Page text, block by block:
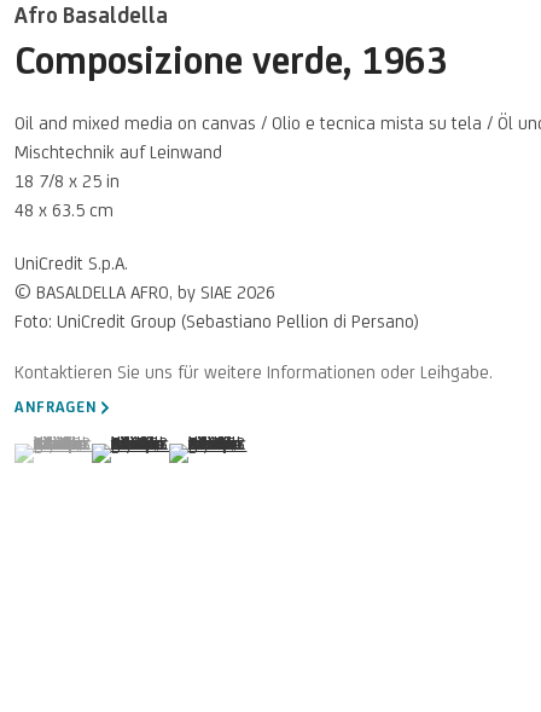
Afro Basaldella
Composizione verde, 1963
Oil and mixed media on canvas / Olio e tecnica mista su tela / Öl
Mischtechnik auf Leinwand
18 7/8 x 25 in
48 x 63.5 cm
UniCredit S.p.A.
© BASALDELLA AFRO, by SIAE 2026
Foto: UniCredit Group (Sebastiano Pellion di Persano)
ANFRAGEN
(View a larger image of thumbnail 1 )
, currently selected.
, currently selected.
, currently selected.(View a larger image of thumbnail 2 )
(View a larger image of thumbnail 3 )